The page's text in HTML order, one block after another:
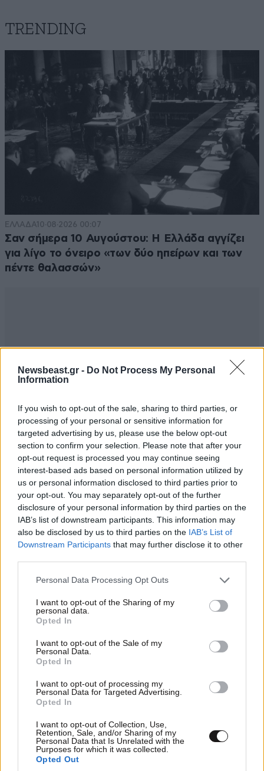
Newsbeast.gr - Do Not Process My Personal
Information
If you wish to opt-out of the sale, sharing to third parties, or
processing of your personal or sensitive information for
targeted advertising by us, please use the below opt-out
section to confirm your selection. Please note that after your
opt-out request is processed you may continue seeing
interest-based ads based on personal information utilized by
us or personal information disclosed to third parties prior to
your opt-out. You may separately opt-out of the further
disclosure of your personal information by third parties on the
IAB’s list of downstream participants. This information may
also be disclosed by us to third parties on the IAB’s List of
Downstream Participants that may further disclose it to other
Please note that this website/app uses one or more Google
not limited to your visit or usage behaviour. You may click to
grant or deny consent to Google and its third-party tags to
use your data for below specified purposes in below Google
consent section.
Personal Data Processing Opt Outs
I want to opt-out of the Sharing of my
personal data.
Opted In
I want to opt-out of the Sale of my
Personal Data.
Opted In
I want to opt-out of processing my
Personal Data for Targeted Advertising.
Opted In
I want to opt-out of Collection, Use,
Retention, Sale, and/or Sharing of my
Personal Data that Is Unrelated with the
Purposes for which it was collected.
Opted Out
Αντίθετος 25·06·2023 22:46
Γιάννη με δύο "ν" πήγαινε στην Αίγινα για να
απολαύσεις τα μπάνια σου , μετά από το παγωμένο
ντουζ που έκανες σήμερα.
Απαντήστε
25·06·2023 22:03
ΕΜΕΙΣ, ΚΑΛΥΤΕΡΑ Η ΑΡΙΣΤΕΡΑ
Απαντήστε 1
πρέπει να δουλέψει! Κολπάκια από δω κολπάκια από
κει, στο τέλος δαγκώνει η αλεπού την ουρά της…
καλές βουτιές στην πισίνα σου. Όπως είδες λίγοι είναι
Απαντήστε
Ευτυχία😕 25·06·2023 21:35
ΝΥΧΤΑ 25 (Ιουνίου)
Καλοοοοοο
Απαντήστε
TRENDING
ΕΛΛΑΔΑ10·08·2026 00:07
Σαν σήμερα 10 Αυγούστου: Η Ελλάδα αγγίζει
για λίγο το όνειρο «των δύο ηπείρων και των
πέντε θαλασσών»